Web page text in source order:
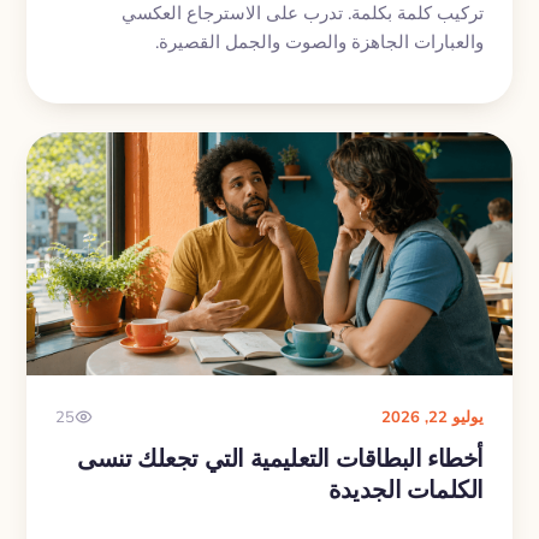
تركيب كلمة بكلمة. تدرب على الاسترجاع العكسي
والعبارات الجاهزة والصوت والجمل القصيرة.
يوليو 22, 2026 25
أخطاء البطاقات التعليمية التي تجعلك تنسى
الكلمات الجديدة